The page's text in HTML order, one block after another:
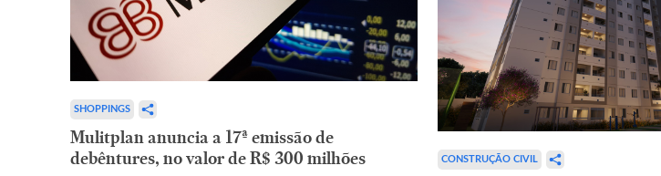
SHOPPINGS
Mulitplan anuncia a 17ª emissão de
debêntures, no valor de R$ 300 milhões
CONSTRUÇÃO CIVIL